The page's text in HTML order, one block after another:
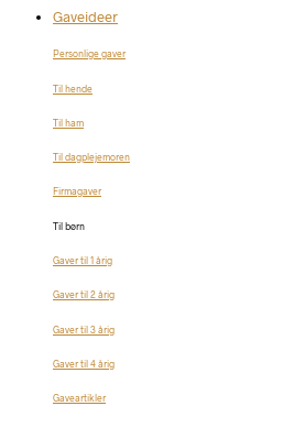
Gaveideer
Personlige gaver
Til hende
Til ham
Til dagplejemoren
Firmagaver
Til børn
Gaver til 1 årig
Gaver til 2 årig
Gaver til 3 årig
Gaver til 4 årig
Gaveartikler